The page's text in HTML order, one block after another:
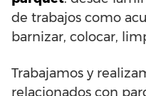
de trabajos como
barnizar, colocar,
Trabajamos y
relacionados con